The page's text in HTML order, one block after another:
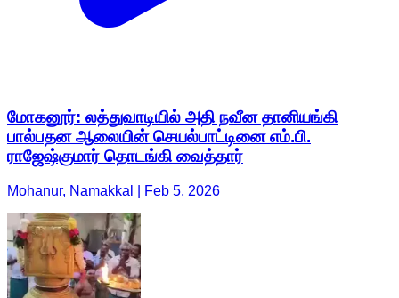
மோகனூர்: லத்துவாடியில் அதி நவீன தானியங்கி
பால்பதன ஆலையின் செயல்பாட்டினை எம்.பி.
ராஜேஷ்குமார் தொடங்கி வைத்தார்
Mohanur, Namakkal | Feb 5, 2026